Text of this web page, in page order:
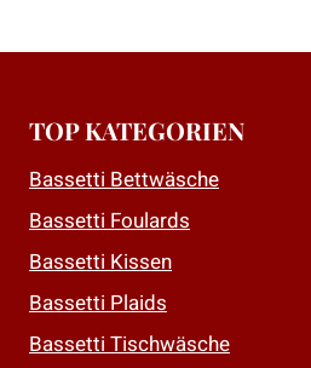
TOP KATEGORIEN
Bassetti Bettwäsche
Bassetti Foulards
Bassetti Kissen
Bassetti Plaids
Bassetti Tischwäsche